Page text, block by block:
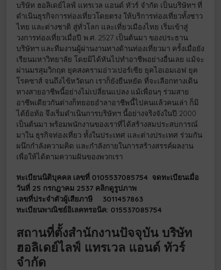
บริษัท ฮอลิเดย์ไลฟ์ แทรเวล แอนด์ ทัวร์ จำกัด เป็นบริษัทฯ ที่
ดำเนินธุรกิจการท่องเที่ยวโดยตรง ให้บริการท่องเที่ยวทั้งชาว
ไทย และต่างชาติ สู่ทั่วโลก และเที่ยวเมืองไทย เริ่มเข้าสู่
วงการท่องเที่ยวเมื่อปี พ.ศ. 2527 เป็นต้นมา ของประธาน
บริษัทฯ และทีมงานผู้ผ่านงานทางด้านท่องเที่ยวมา ครั้งเมื่อยัง
เรียนมหาวิทยาลัย โดยมิได้หันไปทำอาชีพอย่างอื่นเลย แม้จะ
ผ่านมรสุมวิกฤต ยุคสงครามอ่าวเปอร์เซีย ยุคไอเอมเอฟ ยุค
โรคซาส์ จนถึงไข้หวัดนก เราก็ยังยืนหยัด ที่จะเลือกทางเดิน
ทางสายอาชีพนี้อย่างไม่เปลี่ยนแปลง แม้เพื่อนๆ ร่วมสาย
อาชีพเดียวกันต่างก็ทยอยอำลาอาชีพนี้ไปคนแล้วคนเล่า ก็มิ
ได้ย้อท้อ จึงเริ่มดำเนินการบริษัทฯ นี้อย่างจริงจังในปี 2000
เป็นต้นมา พร้อมพนักงานของเราที่ได้สร้างสมประสบการณ์
มาใน ธุรกิจท่องเที่ยว ทั้งในประเทศ และต่างประเทศ ร่วมกัน
ผนึกกำลังความคิด และกำลังกายในการสร้างสรรค์ผลงาน
เพื่อให้ได้ตามความฝันของพวกเรา
ทะเบียนนิติบุคคล เลขที่ 0105537085754 จดทะเบียนเมื่อ
วันที่ 25 กรกฎาคม 2537 คลิกดูรูปภาพ
เลขที่ประจำตัวผู้เสียภาษี 3011457863
ทะเบียนพาณิชย์อิเลคทรอนิค: 015537085754
สถานที่ตั้งสำนักงานปัจจุบัน บริษัท
ฮอลิเดย์ไลฟ์ แทรเวล แอนด์ ทัวร์
จำกัด